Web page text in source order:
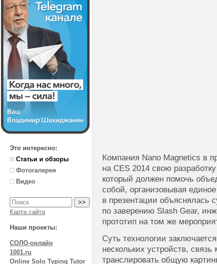
Это интересно:
Статьи и обзоры
Фотогалерея
Видео
Карта сайта
Наши проекты:
СОЛО-онлайн
1001.ru
Online Solo Typing Tutor
Компания Nano Magnetics в
на CES 2014 свою
который должен помочь
собой, организовывая
в презентации объяснялась
по заверению Slash Gear,
прототип на том же
Суть технологии
нескольких устройств,
транслировать общую